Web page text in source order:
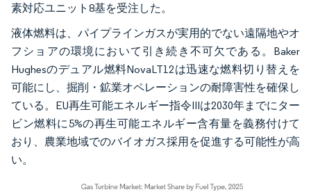
素対応ユニット8基を受注した。
液体燃料は、パイプラインガスが実用的でない遠隔地やオ
フショアの環境において引き続き不可欠である。Baker
Hughesのデュアル燃料NovaLT12は迅速な燃料切り替えを
可能にし、掘削・鉱業オペレーションの耐障害性を確保し
ている。EU再生可能エネルギー指令IIIは2030年までにター
ビン燃料に5%の再生可能エネルギー含有量を義務付けて
おり、農業地域でのバイオガス採用を促進する可能性が高
い。